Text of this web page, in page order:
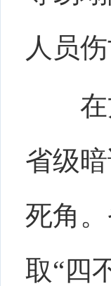
人员伤
省级
死角。
取“四